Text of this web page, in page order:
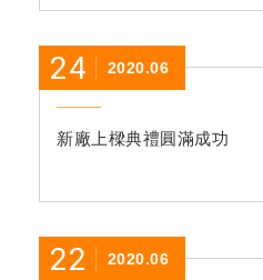
24 2020.06
新廠上樑典禮圓滿成功
22 2020.06